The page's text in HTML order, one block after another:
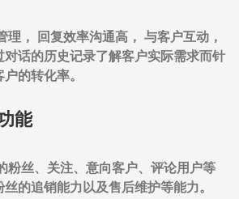
理， 回复效率沟通高， 与客户互动，
对话的历史记录了解客户实际需求而针
的转化率。
能
粉丝、关注、意向客户、评论用户等
的追销能力以及售后维护等能力。